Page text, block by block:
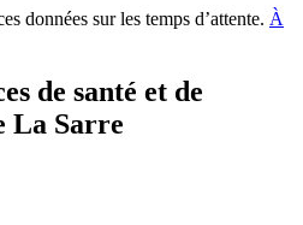
données sur les temps d’attente. À
de santé et de
La Sarre